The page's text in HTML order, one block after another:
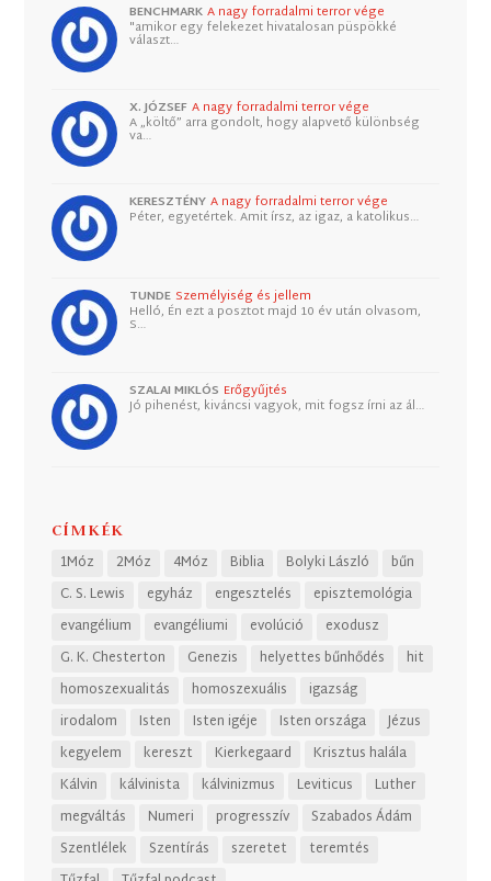
BENCHMARK A nagy forradalmi terror vége
"amikor egy felekezet hivatalosan püspökké
választ…
X. JÓZSEF A nagy forradalmi terror vége
A „költő” arra gondolt, hogy alapvető különbség
va…
KERESZTÉNY A nagy forradalmi terror vége
Péter, egyetértek. Amit írsz, az igaz, a katolikus…
TUNDE Személyiség és jellem
Helló, Én ezt a posztot majd 10 év után olvasom,
S…
SZALAI MIKLÓS Erőgyűjtés
Jó pihenést, kiváncsi vagyok, mit fogsz írni az ál…
CÍMKÉK
1Móz 2Móz 4Móz Biblia Bolyki László
bűn
C. S. Lewis
egyház engesztelés
episztemológia
evangélium
evangéliumi evolúció
exodusz
G. K. Chesterton
Genezis helyettes bűnhődés
hit
homoszexualitás
homoszexuális
igazság
irodalom
Isten Isten igéje Isten országa
Jézus
kegyelem
kereszt Kierkegaard
Krisztus halála
Kálvin
kálvinista kálvinizmus Leviticus
Luther
megváltás
Numeri progresszív
Szabados Ádám
Szentlélek
Szentírás szeretet
teremtés